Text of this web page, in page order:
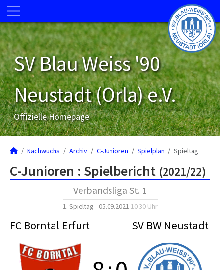
SV Blau Weiss '90
Neustadt (Orla) e.V.
Offizielle Homepage
Nachwuchs Archiv C-Junioren Spielplan Spieltag
C-Junioren : Spielbericht (2021/22)
Verbandsliga St. 1
1. Spieltag - 05.09.2021 10:30 Uhr
FC Borntal Erfurt SV BW Neustadt